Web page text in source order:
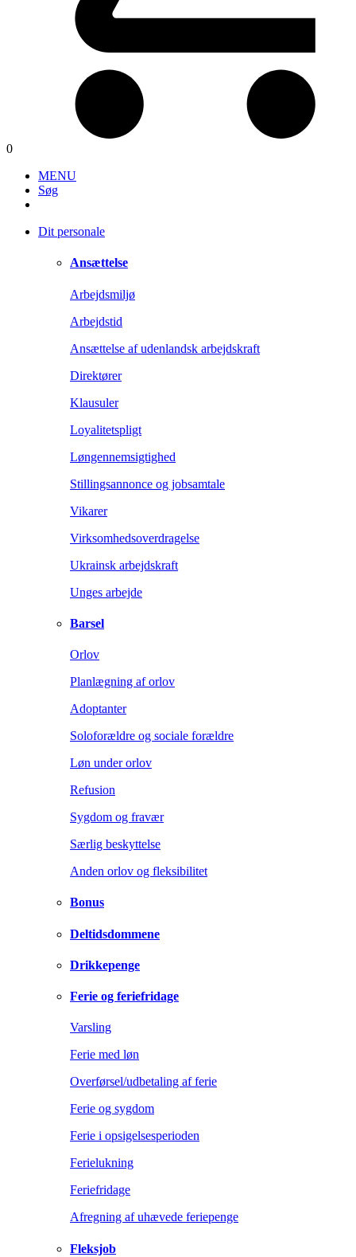
0
MENU
Søg
Dit personale
Ansættelse
Arbejdsmiljø
Arbejdstid
Ansættelse af udenlandsk arbejdskraft
Direktører
Klausuler
Loyalitetspligt
Løngennemsigtighed
Stillingsannonce og jobsamtale
Vikarer
Virksomhedsoverdragelse
Ukrainsk arbejdskraft
Unges arbejde
Barsel
Orlov
Planlægning af orlov
Adoptanter
Soloforældre og sociale forældre
Løn under orlov
Refusion
Sygdom og fravær
Særlig beskyttelse
Anden orlov og fleksibilitet
Bonus
Deltidsdommene
Drikkepenge
Ferie og feriefridage
Varsling
Ferie med løn
Overførsel/udbetaling af ferie
Ferie og sygdom
Ferie i opsigelsesperioden
Ferielukning
Feriefridage
Afregning af uhævede feriepenge
Fleksjob